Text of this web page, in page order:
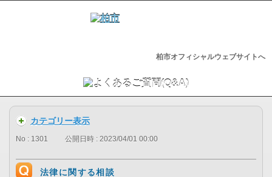
柏市オフィシャルウェブサイトへ
カテゴリー表示
No : 1301 公開日時 : 2023/04/01 00:00
法律に関する相談